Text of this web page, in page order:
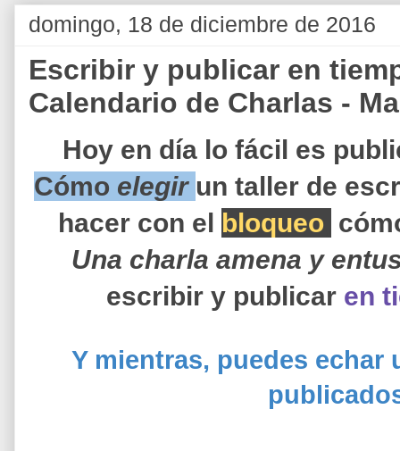
domingo, 18 de diciembre de 2016
Escribir y publicar en
Calendario de Charlas -
Hoy en día lo fácil es
Cómo elegir un taller de
hacer con el bloqueo
Una charla amena y
escribir y publicar en
Y mientras, puedes